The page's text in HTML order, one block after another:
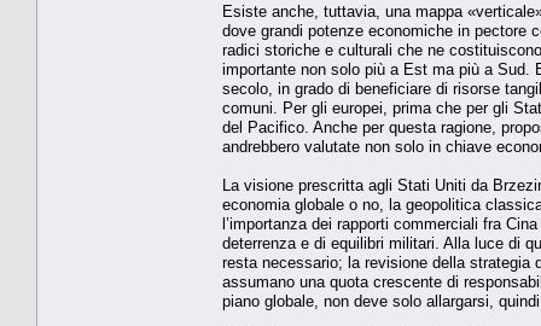
Esiste anche, tuttavia, una mappa
dove grandi potenze economiche in pectore
radici storiche e culturali che ne
importante non solo più a Est ma più a Sud.
secolo, in grado di beneficiare di risorse
comuni. Per gli europei, prima che per gli
del Pacifico. Anche per questa ragione,
andrebbero valutate non solo in chiave
La visione prescritta agli Stati Uniti da
economia globale o no, la geopolitica
l’importanza dei rapporti commerciali fra
deterrenza e di equilibri militari. Alla luce di
resta necessario; la revisione della strategia
assumano una quota crescente di
piano globale, non deve solo allargarsi,